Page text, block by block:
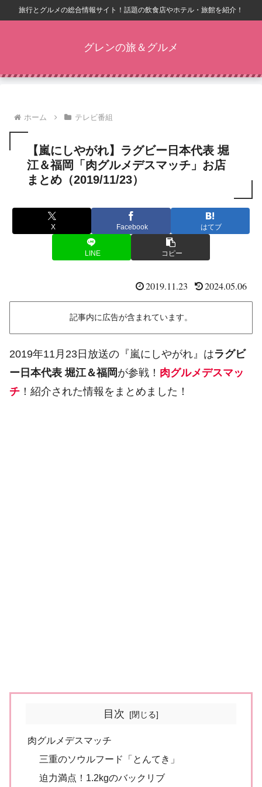
旅行とグルメの総合情報サイト！話題の飲食店やホテル・旅館を紹介！
グレンの旅＆グルメ
ホーム テレビ番組
【嵐にしやがれ】ラグビー日本代表 堀
江＆福岡「肉グルメデスマッチ」お店
まとめ（2019/11/23）
X Facebook はてブ
LINE コピー
2019.11.23 2024.05.06
記事内に広告が含まれています。
2019年11月23日放送の『嵐にしやがれ』はラグビ
ー日本代表 堀江＆福岡 が参戦！ 肉グルメデスマッ
チ ！紹介された情報をまとめました！
目次
肉グルメデスマッチ
三重のソウルフード「とんてき」
迫力満点！1.2kgのバックリブ